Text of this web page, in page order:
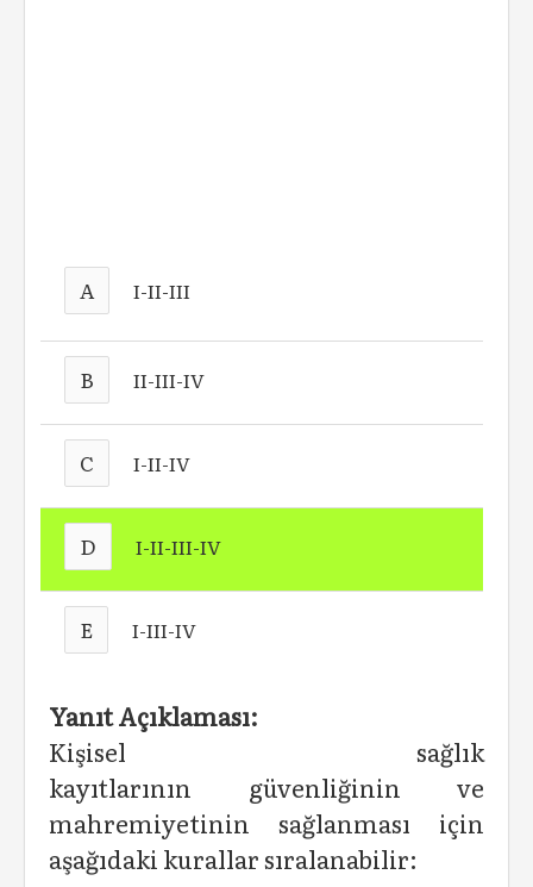
A I-II-III
B II-III-IV
C I-II-IV
D I-II-III-IV
E I-III-IV
Yanıt Açıklaması:
Kişisel sağlık
kayıtlarının güvenliğinin ve
mahremiyetinin sağlanması için
aşağıdaki kurallar sıralanabilir: